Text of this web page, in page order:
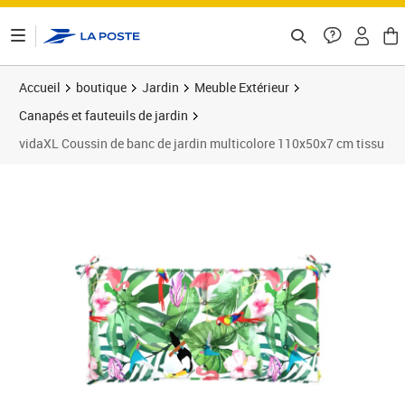
Accueil boutique Jardin
Meuble Extérieur
Canapés et fauteuils de jardin
vidaXL Coussin de banc de jardin multicolore 110x50x7 cm tissu